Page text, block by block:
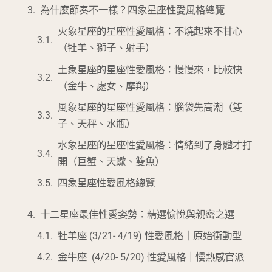
為什麼節奏不一樣？四象星座性愛風格總覽
火象星座的星座性愛風格：不燒起來不甘心
（牡羊、獅子、射手）
土象星座的星座性愛風格：慢慢來，比較快
（金牛、處女、摩羯）
風象星座的星座性愛風格：腦袋先高潮（雙
子、天秤、水瓶）
水象星座的星座性愛風格：情緒到了身體才打
開（巨蟹、天蠍、雙魚）
四象星座性愛風格總覽
十二星座最佳性愛姿勢：精選愉悅與親密之選
牡羊座 (3/21- 4/19) 性愛風格｜原始衝動型
金牛座 (4/20- 5/20) 性愛風格｜慢熱感官派